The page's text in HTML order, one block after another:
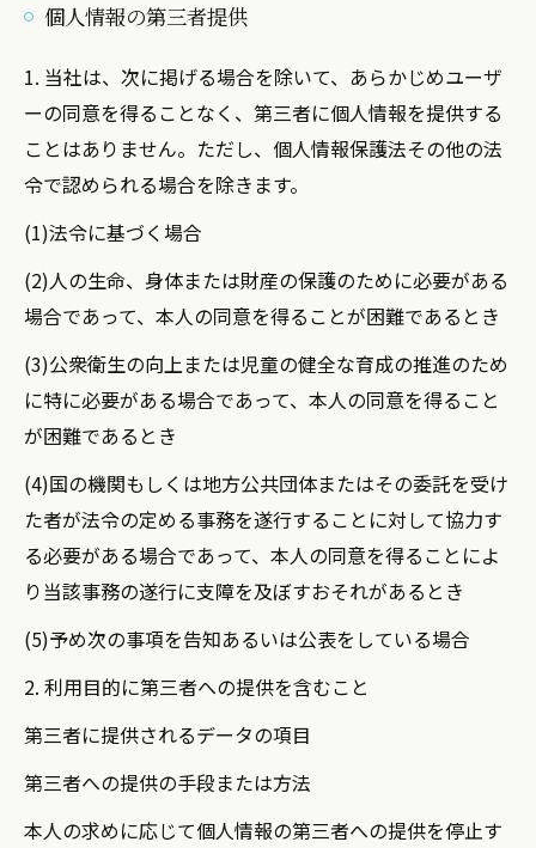
個人情報の第三者提供
1. 当社は、次に掲げる場合を除いて、あらかじめユーザ
ーの同意を得ることなく、第三者に個人情報を提供する
ことはありません。ただし、個人情報保護法その他の法
令で認められる場合を除きます。
(1)法令に基づく場合
(2)人の生命、身体または財産の保護のために必要がある
場合であって、本人の同意を得ることが困難であるとき
(3)公衆衛生の向上または児童の健全な育成の推進のため
に特に必要がある場合であって、本人の同意を得ること
が困難であるとき
(4)国の機関もしくは地方公共団体またはその委託を受け
た者が法令の定める事務を遂行することに対して協力す
る必要がある場合であって、本人の同意を得ることによ
り当該事務の遂行に支障を及ぼすおそれがあるとき
(5)予め次の事項を告知あるいは公表をしている場合
2. 利用目的に第三者への提供を含むこと
第三者に提供されるデータの項目
第三者への提供の手段または方法
本人の求めに応じて個人情報の第三者への提供を停止す